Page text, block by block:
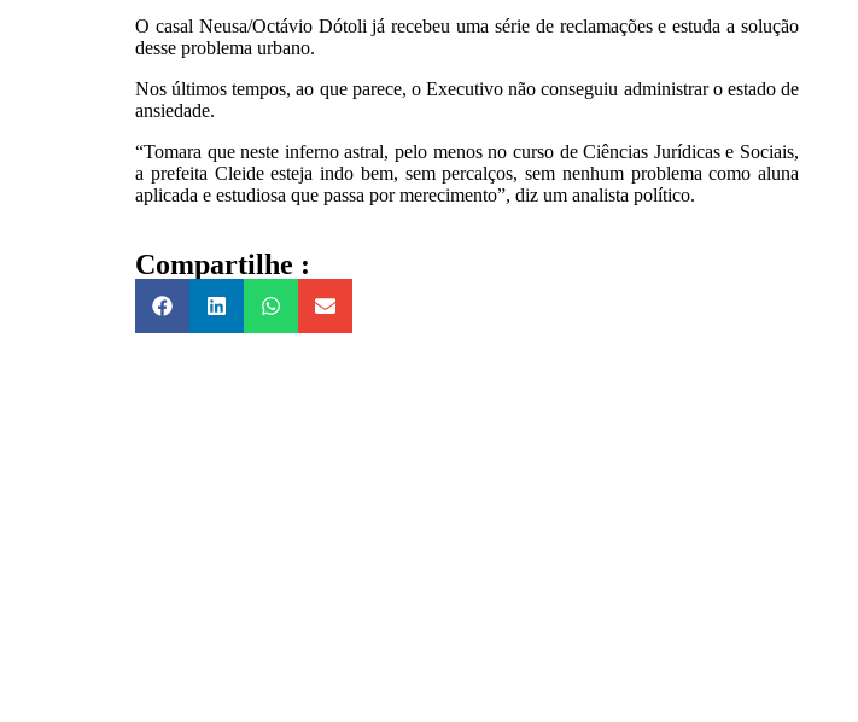
O casal Neusa/Octávio Dótoli já recebeu uma série de reclamações e estuda a solução
desse problema urbano.
Nos últimos tempos, ao que parece, o Executivo não conseguiu administrar o estado de
ansiedade.
“Tomara que neste inferno astral, pelo menos no curso de Ciências Jurídicas e Sociais,
a prefeita Cleide esteja indo bem, sem percalços, sem nenhum problema como aluna
aplicada e estudiosa que passa por merecimento”, diz um analista político.
Compartilhe :